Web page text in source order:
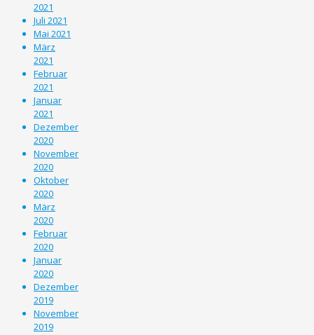
2021
Juli 2021
Mai 2021
März
2021
Februar
2021
Januar
2021
Dezember
2020
November
2020
Oktober
2020
März
2020
Februar
2020
Januar
2020
Dezember
2019
November
2019